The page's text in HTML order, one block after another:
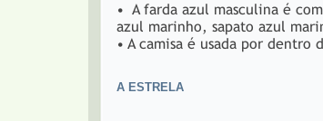
• A farda azul masculina é
azul marinho, sapato azul
• A camisa é usada por dentro
A ESTRELA